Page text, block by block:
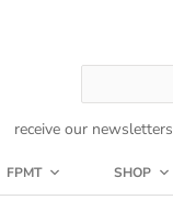
receive our newsletters
FPMT SHOP